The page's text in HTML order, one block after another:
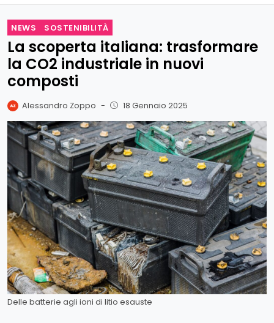
NEWS SOSTENIBILITÀ
La scoperta italiana: trasformare
la CO2 industriale in nuovi
composti
Alessandro Zoppo - 18 Gennaio 2025
Delle batterie agli ioni di litio esauste